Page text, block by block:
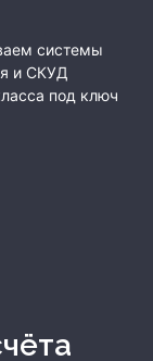
системы
и СКУД
под ключ